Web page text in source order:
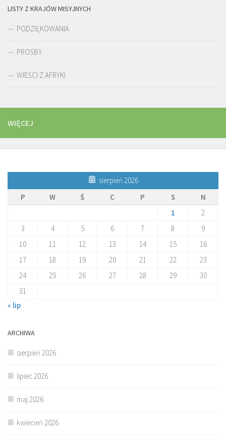
LISTY Z KRAJÓW MISYJNYCH
PODZIĘKOWANIA
PROŚBY
WIEŚCI Z AFRYKI
WIĘCEJ
sierpień 2026
P
W Ś C P S
N
1
2
3
4 5 6 7 8
9
10
11 12 13 14 15
16
17
18 19 20 21 22
23
24
25 26 27 28 29
30
31
« lip
ARCHIWA
sierpień 2026
lipiec 2026
maj 2026
kwiecień 2026